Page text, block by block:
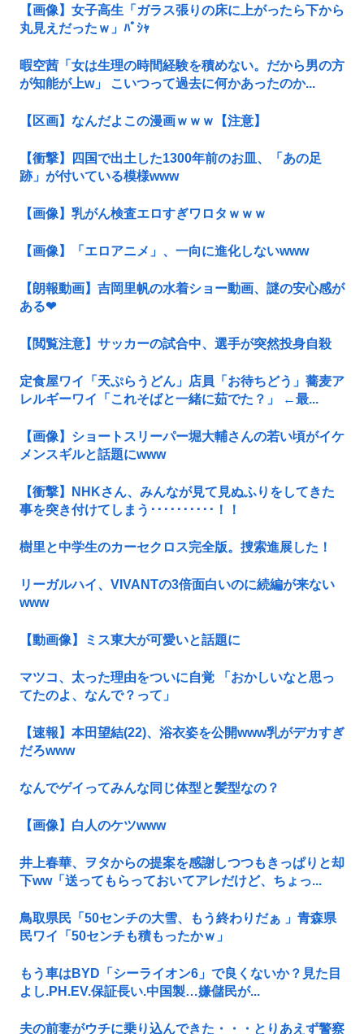
【画像】女子高生「ガラス張りの床に上がったら下から
丸見えだったｗ」ﾊﾟｼｬ
暇空茜「女は生理の時間経験を積めない。だから男の方
が知能が上w」 こいつって過去に何かあったのか...
【区画】なんだよこの漫画ｗｗｗ【注意】
【衝撃】四国で出土した1300年前のお皿、「あの足
跡」が付いている模様www
【画像】乳がん検査エロすぎワロタｗｗｗ
【画像】「エロアニメ」、一向に進化しないwww
【朗報動画】吉岡里帆の水着ショー動画、謎の安心感が
ある❤
【閲覧注意】サッカーの試合中、選手が突然投身自殺
定食屋ワイ「天ぷらうどん」店員「お待ちどう」蕎麦ア
レルギーワイ「これそばと一緒に茹でた？」 ←最...
【画像】ショートスリーパー堀大輔さんの若い頃がイケ
メンスギルと話題にwww
【衝撃】NHKさん、みんなが見て見ぬふりをしてきた
事を突き付けてしまう･･････････！！
樹里と中学生のカーセクロス完全版。捜索進展した！
リーガルハイ、VIVANTの3倍面白いのに続編が来ない
www
【動画像】ミス東大が可愛いと話題に
マツコ、太った理由をついに自覚 「おかしいなと思っ
てたのよ、なんで？って」
【速報】本田望結(22)、浴衣姿を公開www乳がデカすぎ
だろwww
なんでゲイってみんな同じ体型と髪型なの？
【画像】白人のケツwww
井上春華、ヲタからの提案を感謝しつつもきっぱりと却
下ww「送ってもらっておいてアレだけど、ちょっ...
鳥取県民「50センチの大雪、もう終わりだぁ 」青森県
民ワイ「50センチも積もったかｗ」
もう車はBYD「シーライオン6」で良くないか？見た目
よし.PH.EV.保証長い.中国製…嫌儲民が...
夫の前妻がウチに乗り込んできた・・・とりあえず警察